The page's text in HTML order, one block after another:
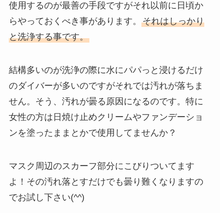
使用するのが最善の手段ですがそれ以前に日頃か
らやっておくべき事があります。 それはしっかり
と洗浄する事です。
結構多いのが洗浄の際に水にパパっと浸けるだけ
のダイバーが多いのですがそれでは汚れが落ちま
せん。そう、汚れが曇る原因になるのです。特に
女性の方は日焼け止めクリームやファンデーショ
ンを塗ったままとかで使用してませんか？
マスク周辺のスカーフ部分にこびりついてます
よ！その汚れ落とすだけでも曇り難くなりますの
でお試し下さい(^^)